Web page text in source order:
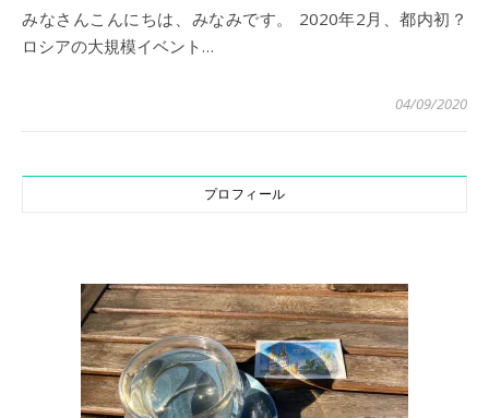
みなさんこんにちは、みなみです。 2020年2月、都内初？
ロシアの大規模イベント…
04/09/2020
プロフィール